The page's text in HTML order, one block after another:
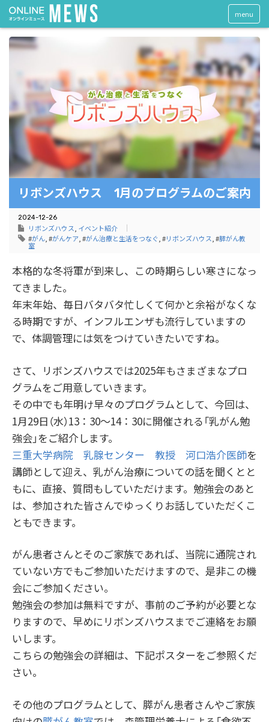
menu
リボンズハウス 1月のプログラムのご案内
2024-12-26
リボンズハウス イベント紹介
#がん , #がんケア , #がん治療と生活をつなぐ , #リボンズハウス , #膵がん教
室
本格的な冬将軍が到来し、この時期らしい寒さになっ
てきました。
年末年始、毎日バタバタ忙しくて何かと余裕がなくな
る時期ですが、インフルエンザも流行していますの
で、体調管理には気をつけていきたいですね。
さて、リボンズハウスでは2025年もさまざまなプロ
グラムをご用意していきます。
その中でも年明け早々のプログラムとして、今回は、
1月29日（水）13：30～14：30に開催される「乳がん勉
強会」をご紹介します。
三重大学病院 乳腺センター 教授 河口浩介医師を
講師として迎え、乳がん治療についての話を聞くとと
もに、直接、質問もしていただけます。勉強会のあと
は、参加された皆さんでゆっくりお話していただくこ
ともできます。
がん患者さんとそのご家族であれば、当院に通院され
ていない方でもご参加いただけますので、是非この機
会にご参加ください。
勉強会の参加は無料ですが、事前のご予約が必要とな
りますので、早めにリボンズハウスまでご連絡をお願
いします。
こちらの勉強会の詳細は、下記ポスターをご参照くだ
さい。
その他のプログラムとして、膵がん患者さんやご家族